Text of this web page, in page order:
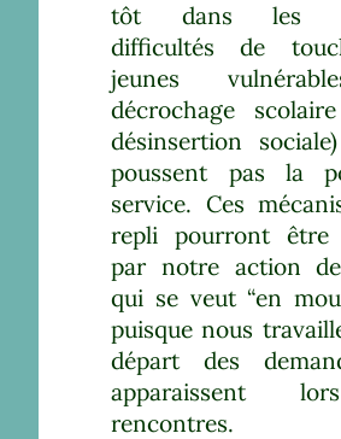
tôt dans les
difficultés de
jeunes
décrochage
désinsertion
poussent pas la
service. Ces
repli pourront être
par notre action
qui se veut “en
puisque nous
départ des
apparaissent
rencontres.